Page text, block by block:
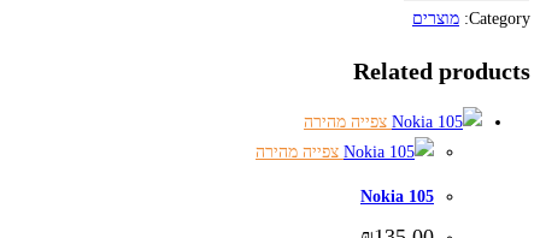
12v
Category: מוצרים
Related products
צפייה מהירה
צפייה מהירה
Nokia 105